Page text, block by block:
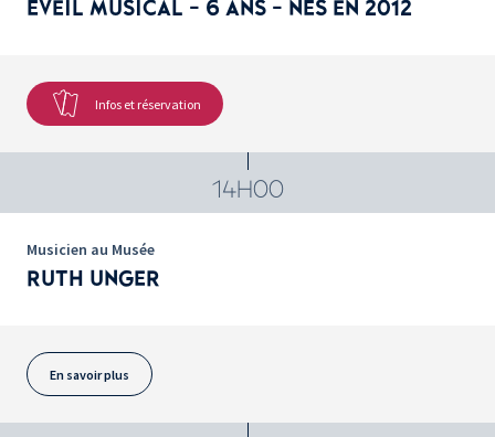
ÉVEIL MUSICAL - 6 ANS - NÉS EN 2012
Infos et réservation
14H00
Musicien au Musée
RUTH UNGER
En savoir plus